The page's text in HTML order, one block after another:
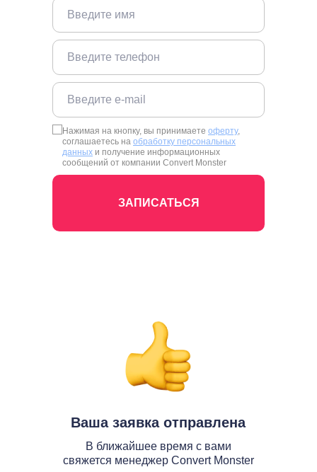
Нажимая на кнопку, вы принимаете оферту,
соглашаетесь на обработку персональных
данных и получение информационных
сообщений от компании Convert Monster
ЗАПИСАТЬСЯ
Ваша заявка отправлена
В ближайшее время с вами
свяжется менеджер Convert Monster